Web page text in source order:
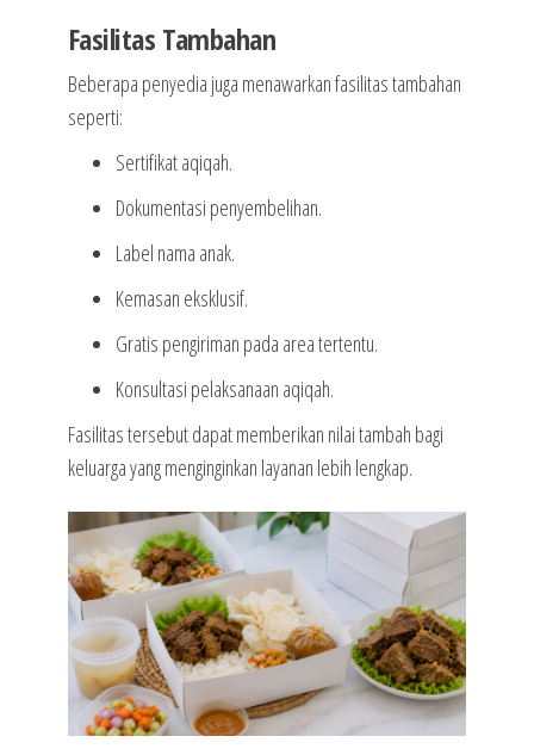
Fasilitas Tambahan
Beberapa penyedia juga menawarkan fasilitas tambahan
seperti:
Sertifikat aqiqah.
Dokumentasi penyembelihan.
Label nama anak.
Kemasan eksklusif.
Gratis pengiriman pada area tertentu.
Konsultasi pelaksanaan aqiqah.
Fasilitas tersebut dapat memberikan nilai tambah bagi
keluarga yang menginginkan layanan lebih lengkap.